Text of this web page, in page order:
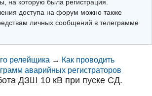
на которую была регистрация.
доступа на форум можно также
личных сообщений в телеграмме
релейщика → Как проводить
аварийных регистраторов
ДЗШ 10 кВ при пуске СД.